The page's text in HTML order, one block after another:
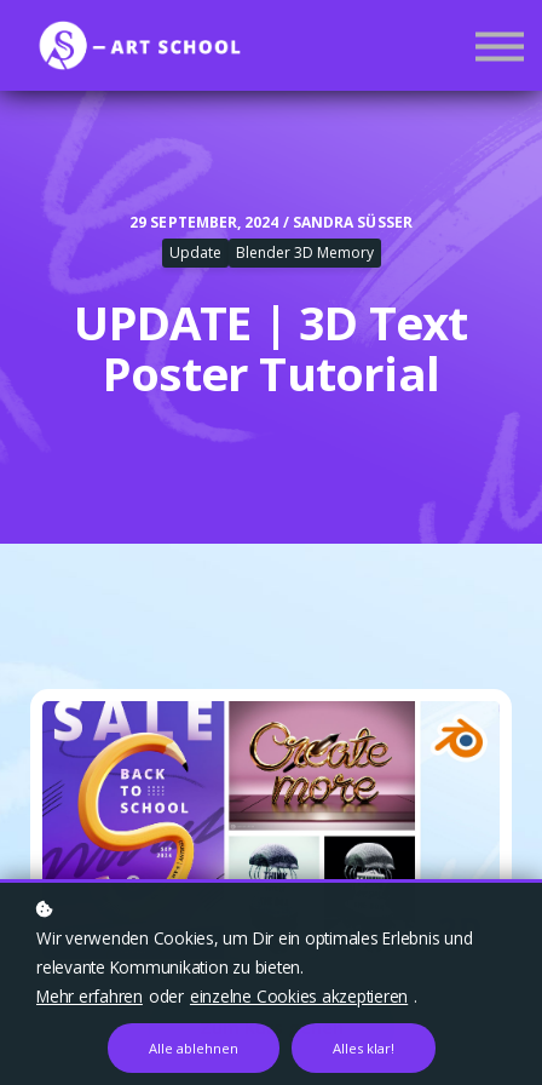
Mitgliedschaft
Anmelden
Registrieren
29 SEPTEMBER, 2024 / SANDRA SÜSSER
Update
Blender 3D Memory
UPDATE | 3D Text
Poster Tutorial
Zum Kurs gehen
Wir verwenden Cookies, um Dir ein optimales Erlebnis und
relevante Kommunikation zu bieten.
Mehr erfahren oder einzelne Cookies akzeptieren .
Alle ablehnen Alles klar!